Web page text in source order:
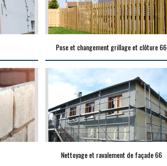
Pose et changement grillage et clôture 66
Nettoyage et ravalement de façade 66